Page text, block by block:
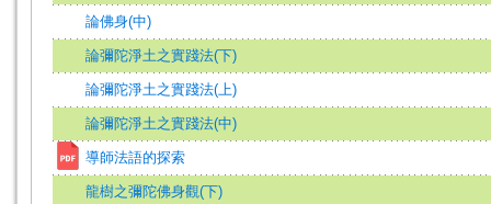
論佛身(中)
論彌陀淨土之實踐法(下)
論彌陀淨土之實踐法(上)
論彌陀淨土之實踐法(中)
導師法語的探索
龍樹之彌陀佛身觀(下)